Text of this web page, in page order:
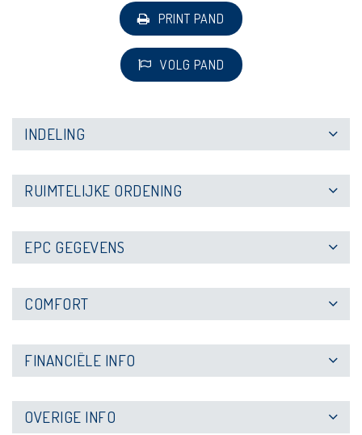
PRINT PAND
VOLG PAND
INDELING
RUIMTELIJKE ORDENING
EPC GEGEVENS
COMFORT
FINANCIËLE INFO
OVERIGE INFO